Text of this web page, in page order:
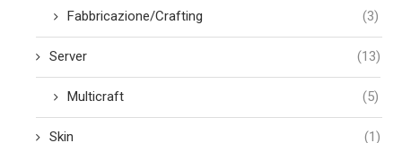
Fabbricazione/Crafting (3)
Server (13)
Multicraft (5)
Skin (1)